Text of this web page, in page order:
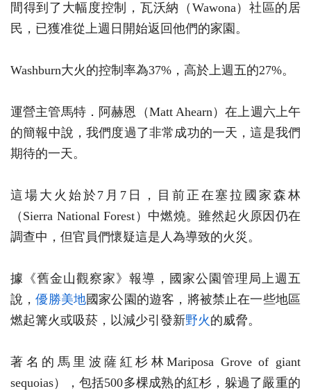
間得到了大幅度控制，瓦沃納（Wawona）社區的居
民，已獲准從上週日開始返回他們的家園。
Washburn大火的控制率為37%，高於上週五的27%。
運營主管馬特．阿赫恩（Matt Ahearn）在上週六上午
的簡報中說，我們度過了非常成功的一天，這是我們
期待的一天。
這場大火始於7月7日，目前正在塞拉國家森林
（Sierra National Forest）中燃燒。雖然起火原因仍在
調查中，但官員們懷疑這是人為導致的火災。
據《舊金山觀察家》報導，國家公園管理局上週五
說，優勝美地國家公園的遊客，將被禁止在一些地區
燃起篝火或吸菸，以減少引發新野火的威脅。
著名的馬里波薩紅杉林Mariposa Grove of giant
sequoias），包括500多棵成熟的紅杉，躲過了嚴重的